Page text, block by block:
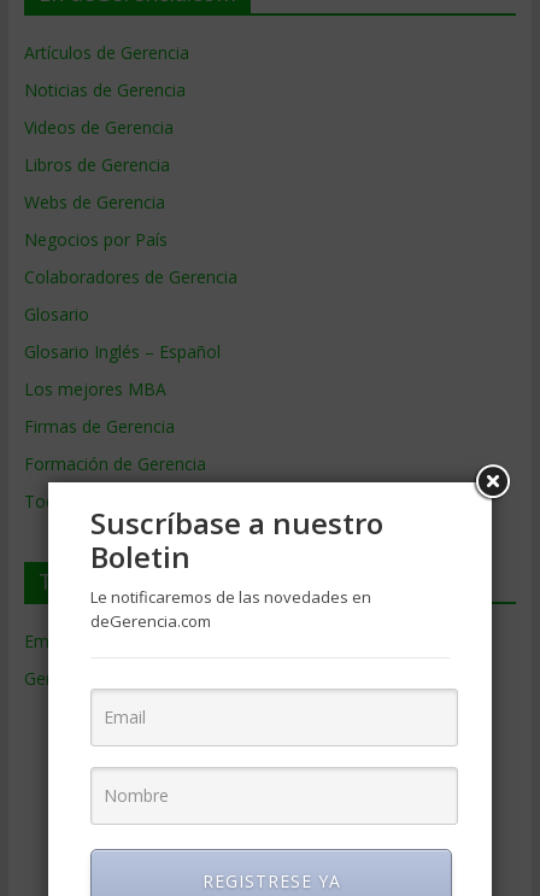
Artículos de Gerencia
Noticias de Gerencia
Videos de Gerencia
Libros de Gerencia
Webs de Gerencia
Negocios por País
Colaboradores de Gerencia
Glosario
Glosario Inglés – Español
Los mejores MBA
Firmas de Gerencia
Formación de Gerencia
Todos los Temas
Temas de Gerencia
Empresas de Gerencia
Gerencia
Ciencias Económicas
Contabilidad(466)
Educacion Gerencial
Estrategia Empresarial(304)
Finanzas Corporativas(748)
Suscríbase a nuestro
Boletin
Le notificaremos de las novedades en
deGerencia.com
REGISTRESE YA